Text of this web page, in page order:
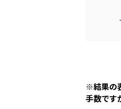
※結果の
手数です